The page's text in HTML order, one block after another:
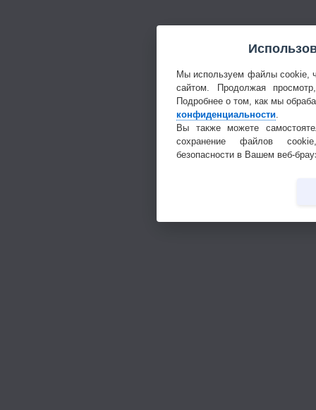
Мы используем файлы cookie,
сайтом. Продолжая
Подробнее о том, как мы
конфиденциальности.
Вы также можете
сохранение файлов
безопасности в Вашем веб-